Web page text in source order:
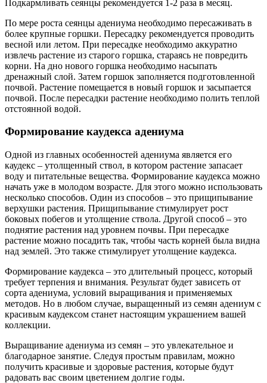
Подкармливать сеянцы рекомендуется 1-2 раза в месяц.
По мере роста сеянцы адениума необходимо пересаживать в
более крупные горшки. Пересадку рекомендуется проводить
весной или летом. При пересадке необходимо аккуратно
извлечь растение из старого горшка, стараясь не повредить
корни. На дно нового горшка необходимо насыпать
дренажный слой. Затем горшок заполняется подготовленной
почвой. Растение помещается в новый горшок и засыпается
почвой. После пересадки растение необходимо полить теплой
отстоянной водой.
Формирование каудекса адениума
Одной из главных особенностей адениума является его
каудекс – утолщенный ствол, в котором растение запасает
воду и питательные вещества. Формирование каудекса можно
начать уже в молодом возрасте. Для этого можно использовать
несколько способов. Один из способов – это прищипывание
верхушки растения. Прищипывание стимулирует рост
боковых побегов и утолщение ствола. Другой способ – это
поднятие растения над уровнем почвы. При пересадке
растение можно посадить так, чтобы часть корней была видна
над землей. Это также стимулирует утолщение каудекса.
Формирование каудекса – это длительный процесс, который
требует терпения и внимания. Результат будет зависеть от
сорта адениума, условий выращивания и применяемых
методов. Но в любом случае, выращенный из семян адениум с
красивым каудексом станет настоящим украшением вашей
коллекции.
Выращивание адениума из семян – это увлекательное и
благодарное занятие. Следуя простым правилам, можно
получить красивые и здоровые растения, которые будут
радовать вас своим цветением долгие годы.